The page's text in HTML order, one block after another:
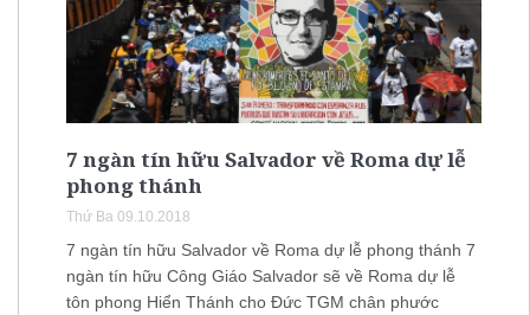
7 ngàn tín hữu Salvador về Roma dự lễ
phong thánh
Thứ Ba 09.10.2018
7 ngàn tín hữu Salvador về Roma dự lễ phong thánh 7
ngàn tín hữu Công Giáo Salvador sẽ về Roma dự lễ
tôn phong Hiển Thánh cho Đức TGM chân phước